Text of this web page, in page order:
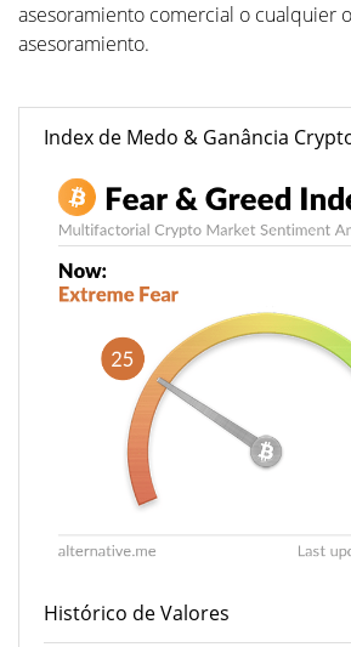
asesoramiento comercial o cualquier
asesoramiento.
Index de Medo & Ganância
Histórico de Valores